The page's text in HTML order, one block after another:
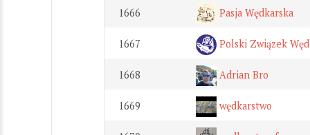
1666 Pasja Wędkarska
1667 Polski Związek
1668 Adrian Bro
1669 wędkarstwo